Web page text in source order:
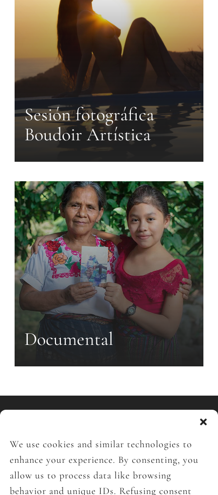
We use cookies and similar technologies to
enhance your experience. By consenting, you
allow us to process data like browsing
behavior and unique IDs. Refusing consent
Sesión fotográfica
Boudoir Artística
Documental